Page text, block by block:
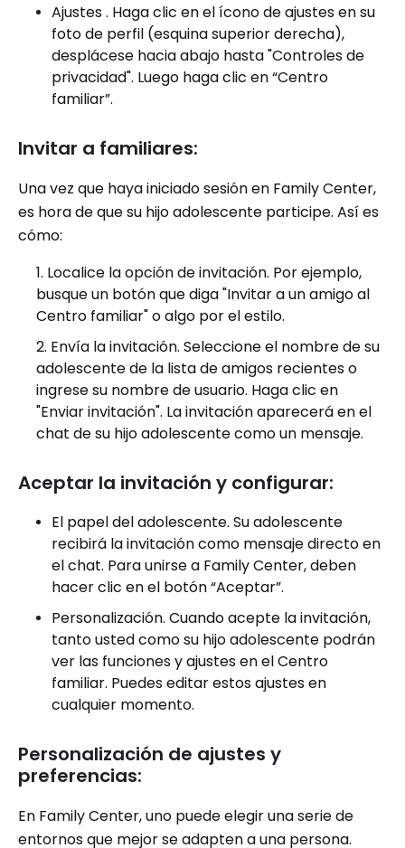
Ajustes . Haga clic en el ícono de ajustes en su
foto de perfil (esquina superior derecha),
desplácese hacia abajo hasta "Controles de
privacidad". Luego haga clic en “Centro
familiar”.
Invitar a familiares:
Una vez que haya iniciado sesión en Family Center,
es hora de que su hijo adolescente participe. Así es
cómo:
Localice la opción de invitación. Por ejemplo,
busque un botón que diga "Invitar a un amigo al
Centro familiar" o algo por el estilo.
Envía la invitación. Seleccione el nombre de su
adolescente de la lista de amigos recientes o
ingrese su nombre de usuario. Haga clic en
"Enviar invitación". La invitación aparecerá en el
chat de su hijo adolescente como un mensaje.
Aceptar la invitación y configurar:
El papel del adolescente. Su adolescente
recibirá la invitación como mensaje directo en
el chat. Para unirse a Family Center, deben
hacer clic en el botón “Aceptar”.
Personalización. Cuando acepte la invitación,
tanto usted como su hijo adolescente podrán
ver las funciones y ajustes en el Centro
familiar. Puedes editar estos ajustes en
cualquier momento.
Personalización de ajustes y
preferencias:
En Family Center, uno puede elegir una serie de
entornos que mejor se adapten a una persona.